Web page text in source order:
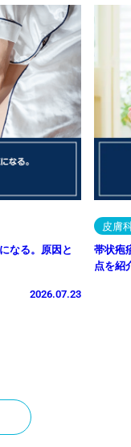
なる。原因と
2026.07.23
皮膚
帯状疱
点を紹